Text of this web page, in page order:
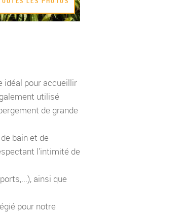
idéal pour accueillir
utilisé
de grande
bain et de
l'intimité de
ainsi que
pour notre